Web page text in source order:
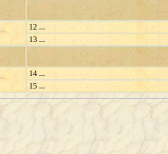
12 ...
13 ...
14 ...
15 ...